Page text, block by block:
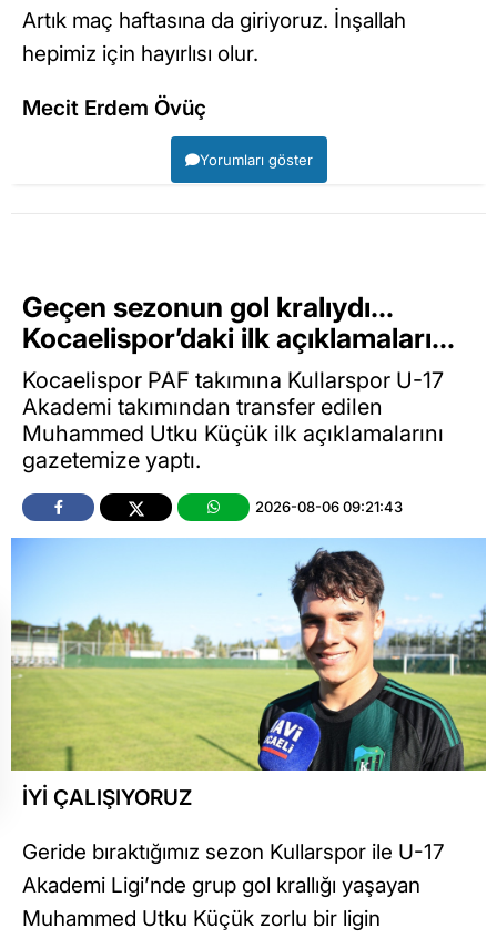
Artık maç haftasına da giriyoruz. İnşallah
hepimiz için hayırlısı olur.
Mecit Erdem Övüç
Yorumları göster
Geçen sezonun gol kralıydı…
Kocaelispor’daki ilk açıklamaları…
Kocaelispor PAF takımına Kullarspor U-17
Akademi takımından transfer edilen
Muhammed Utku Küçük ilk açıklamalarını
gazetemize yaptı.
2026-08-06 09:21:43
İYİ ÇALIŞIYORUZ
Geride bıraktığımız sezon Kullarspor ile U-17
Akademi Ligi’nde grup gol krallığı yaşayan
Muhammed Utku Küçük zorlu bir ligin